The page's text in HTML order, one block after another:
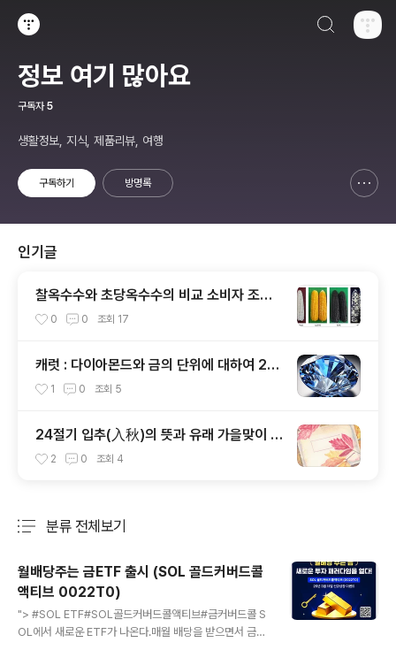
정보 여기 많아요
구독자 5
생활정보, 지식, 제품리뷰, 여행
구독하기 방명록
인기글
찰옥수수와 초당옥수수의 비교 소비자 조사
결과 살펴보기
0 0 조회 17
캐럿 : 다이아몬드와 금의 단위에 대하여 24
K 18K의 뜻
1 0 조회 5
24절기 입추(入秋)의 뜻과 유래 가을맞이 인
사말
2 0 조회 4
분류 전체보기
월배당주는 금ETF 출시 (SOL 골드커버드콜
액티브 0022T0)
"> #SOL ETF#SOL골드커버드콜액티브#금커버드콜 S
OL에서 새로운 ETF가 나온다.매월 배당을 받으면서 금에